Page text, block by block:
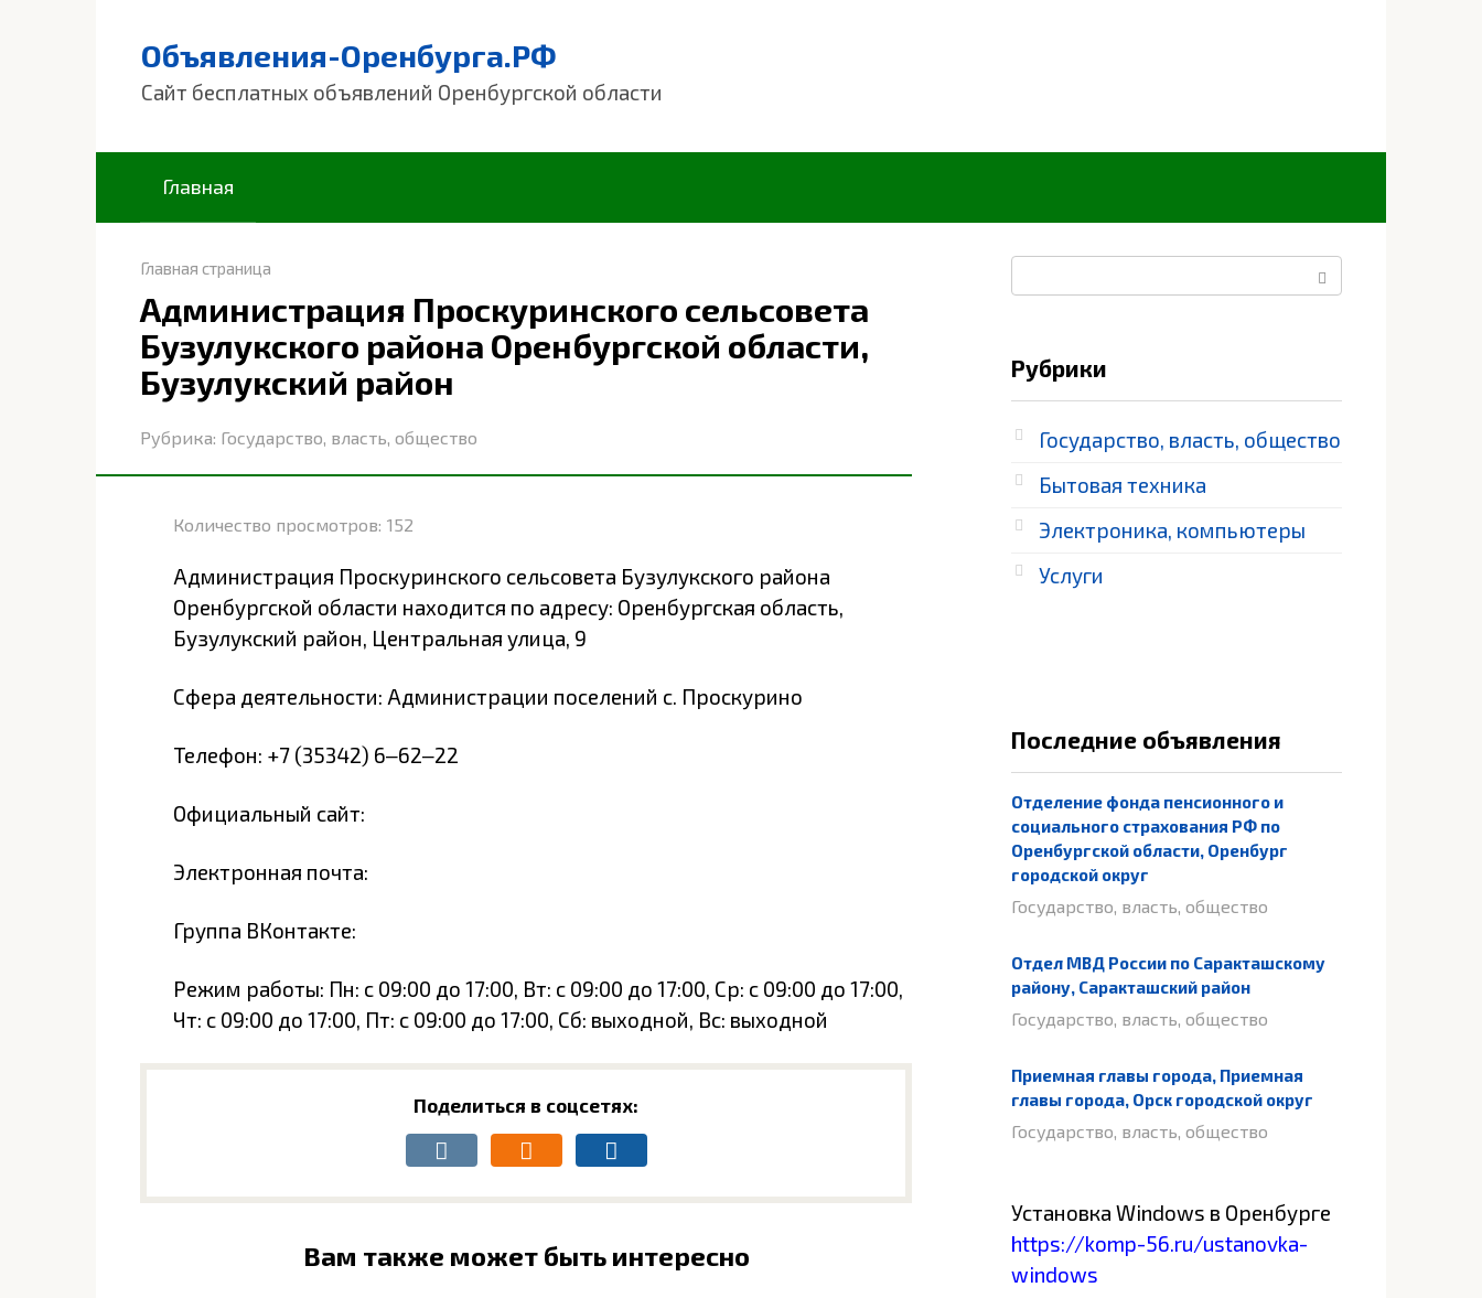
Объявления-Оренбурга.РФ
Сайт бесплатных объявлений Оренбургской области
Главная
Главная страница
Администрация Проскуринского сельсовета
Бузулукского района Оренбургской области,
Бузулукский район
Рубрика: Государство, власть, общество
Количество просмотров: 152
Администрация Проскуринского сельсовета Бузулукского района
Оренбургской области находится по адресу: Оренбургская область,
Бузулукский район, Центральная улица, 9
Сфера деятельности: Администрации поселений с. Проскурино
Телефон: +7 (35342) 6‒62‒22
Официальный сайт:
Электронная почта:
Группа ВКонтакте:
Режим работы: Пн: с 09:00 до 17:00, Вт: с 09:00 до 17:00, Ср: с 09:00 до 17:00,
Чт: с 09:00 до 17:00, Пт: с 09:00 до 17:00, Сб: выходной, Вс: выходной
Поделиться в соцсетях:
Вам также может быть интересно
Рубрики
Государство, власть, общество
Бытовая техника
Электроника, компьютеры
Услуги
Последние объявления
Отделение фонда пенсионного и
социального страхования РФ по
Оренбургской области, Оренбург
городской округ
Государство, власть, общество
Отдел МВД России по Саракташскому
району, Саракташский район
Государство, власть, общество
Приемная главы города, Приемная
главы города, Орск городской округ
Государство, власть, общество
Установка Windows в Оренбурге
https://komp-56.ru/ustanovka-
windows